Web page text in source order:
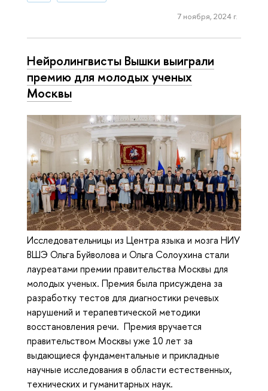
7 ноября, 2024 г.
Нейролингвисты Вышки выиграли
премию для молодых ученых
Москвы
Исследовательницы из Центра языка и мозга НИУ
ВШЭ Ольга Буйволова и Ольга Солоухина стали
лауреатами премии правительства Москвы для
молодых ученых. Премия была присуждена за
разработку тестов для диагностики речевых
нарушений и терапевтической методики
восстановления речи. Премия вручается
правительством Москвы уже 10 лет за
выдающиеся фундаментальные и прикладные
научные исследования в области естественных,
технических и гуманитарных наук.